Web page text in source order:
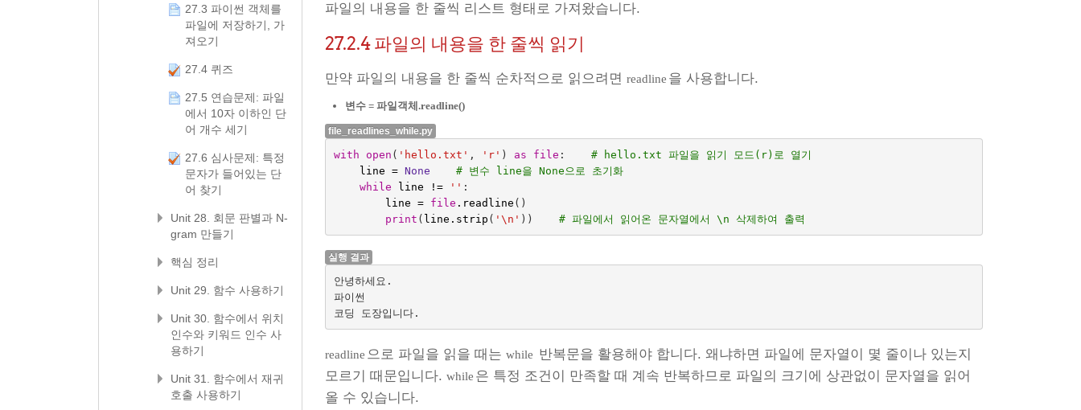
파일의 내용을 한 줄씩 리스트 형태로 가져왔습니다.
27.2.4파일의 내용을 한 줄씩 읽기
만약 파일의 내용을 한 줄씩 순차적으로 읽으려면readline 을 사용합니다.
변수 = 파일객체.readline()
file_readlines_while.py
with open ( 'hello.txt' , 'r' ) as file :
# hello.txt 파일을 읽기 모드(r)로 열기
line = None
# 변수 line을 None으로 초기화
while
line != '' :
line = file . readline ()
print ( line . strip ( ' \n ' )) # 파일에서 읽어온 문자열에서 \n 삭제하여 출력
실행 결과
안녕하세요.
파이썬
readline 으로 파일을 읽을 때는while 반복문을 활용해야 합니다. 왜냐하면 파일에 문자열이 몇 줄이나 있는지
모르기 때문입니다.while 은 특정 조건이 만족할 때 계속 반복하므로 파일의 크기에 상관없이 문자열을 읽어
올 수 있습니다.
27.3 파이썬 객체를
파일에 저장하기, 가
져오기
27.4 퀴즈
27.5 연습문제: 파일
에서 10자 이하인 단
어 개수 세기
27.6 심사문제: 특정
문자가 들어있는 단
어 찾기
Unit 28. 회문 판별과 N-
gram 만들기
핵심 정리
Unit 29. 함수 사용하기
Unit 30. 함수에서 위치
인수와 키워드 인수 사
용하기
Unit 31. 함수에서 재귀
호출 사용하기